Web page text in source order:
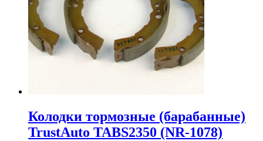
Колодки тормозные (барабанные)
TrustAuto TABS2350 (NR-1078)